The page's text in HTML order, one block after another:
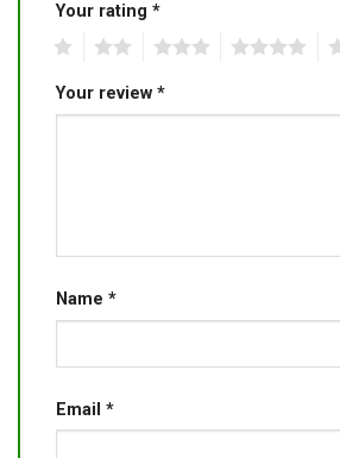
Your rating *
Your review *
Name *
Email *